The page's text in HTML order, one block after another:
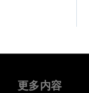
更多内容